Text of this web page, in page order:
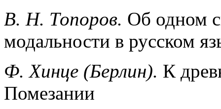
В. Н. Топopов. Об одном
модальности в русском
Ф. Хинцe (Берлин). К
Помезании